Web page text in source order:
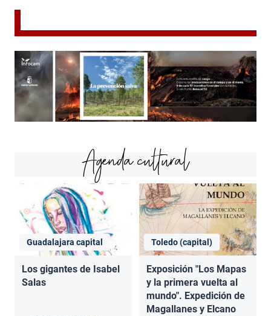
Agenda cultural
Guadalajara capital
Los gigantes de Isabel
Salas
Toledo (capital)
Exposición "Los Mapas
y la primera vuelta al
mundo". Expedición de
Magallanes y Elcano